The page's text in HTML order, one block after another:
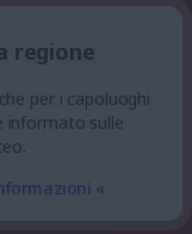
regione
per i capoluoghi
informato sulle
«